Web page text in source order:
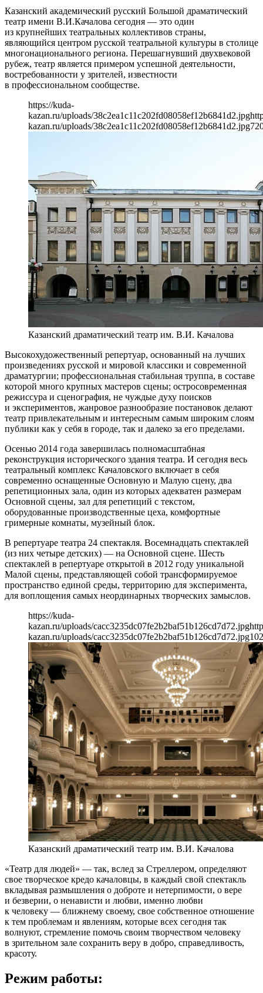
Казанский академический русский Большой драматический
театр имени В.И.Качалова сегодня — это один
из крупнейших театральных коллективов страны,
являющийся центром русской театральной культуры в столице
многонационального региона. Перешагнувший двухвековой
рубеж, театр является примером успешной деятельности,
востребованности у зрителей, известности
в профессиональном сообществе.
https://kuda-
kazan.ru/uploads/38c2ea1c11c202fd08058ef12b6841d2.jpg
kazan.ru/uploads/38c2ea1c11c202fd08058ef12b6841d2.jpg
Казанский драматический театр им. В.И. Качалова
Высокохудожественный репертуар, основанный на лучших
произведениях русской и мировой классики и современной
драматургии; профессиональная стабильная труппа, в составе
которой много крупных мастеров сцены; остросовременная
режиссура и сценография, не чуждые духу поисков
и экспериментов, жанровое разнообразие постановок делают
театр привлекательным и интересным самым широким слоям
публики как у себя в городе, так и далеко за его пределами.
Осенью 2014 года завершилась полномасштабная
реконструкция исторического здания театра. И сегодня весь
театральный комплекс Качаловского включает в себя
современно оснащенные Основную и Малую сцену, два
репетиционных зала, один из которых адекватен размерам
Основной сцены, зал для репетиций с текстом,
оборудованные производственные цеха, комфортные
гримерные комнаты, музейный блок.
В репертуаре театра 24 спектакля. Восемнадцать спектаклей
(из них четыре детских) — на Основной сцене. Шесть
спектаклей в репертуаре открытой в 2012 году уникальной
Малой сцены, представляющей собой трансформируемое
пространство единой среды, территорию для эксперимента,
для воплощения самых неординарных творческих замыслов.
https://kuda-
kazan.ru/uploads/cacc3235dc07fe2b2baf51b126cd7d72.jpg
kazan.ru/uploads/cacc3235dc07fe2b2baf51b126cd7d72.jpg
Казанский драматический театр им. В.И. Качалова
«Театр для людей» — так, вслед за Стреллером, определяют
свое творческое кредо качаловцы, в каждый свой спектакль
вкладывая размышления о доброте и нетерпимости, о вере
и безверии, о ненависти и любви, именно любви
к человеку — ближнему своему, свое собственное отношение
к тем проблемам и явлениям, которые всех сегодня так
волнуют, стремление помочь своим творчеством человеку
в зрительном зале сохранить веру в добро, справедливость,
красоту.
Режим работы: